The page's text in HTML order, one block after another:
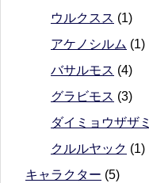
ウルクスス (1)
アケノシルム (1)
バサルモス (4)
グラビモス (3)
ダイミョウザザミ
クルルヤック (1)
キャラクター (5)